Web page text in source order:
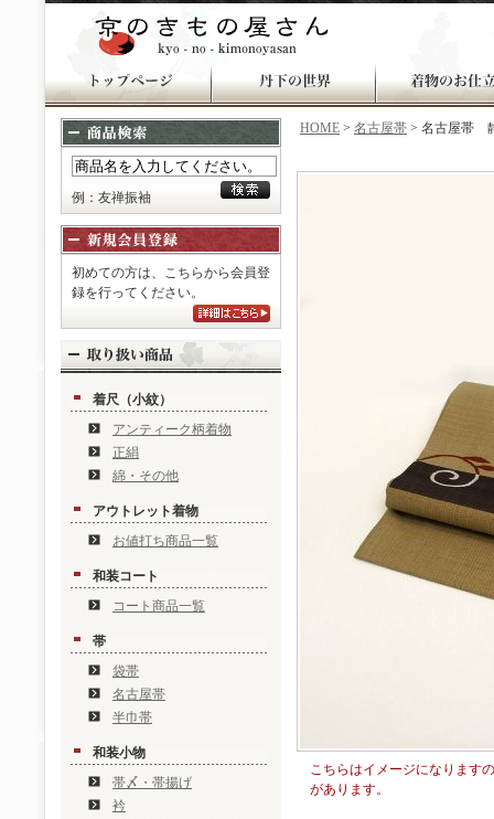
HOME > 名古屋帯 > 名古屋帯
こちらはイメージになります
があります。
例：友禅振袖
初めての方は、こちらから会員登
録を行ってください。
着尺（小紋）
アンティーク柄着物
正絹
綿・その他
アウトレット着物
お値打ち商品一覧
和装コート
コート商品一覧
帯
袋帯
名古屋帯
半巾帯
和装小物
帯〆・帯揚げ
衿